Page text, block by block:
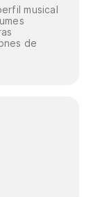
musical
de